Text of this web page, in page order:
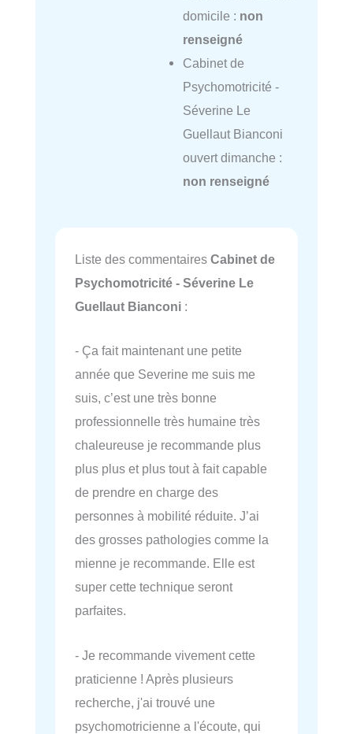
domicile : non
renseigné
Cabinet de
Psychomotricité -
Séverine Le
Guellaut Bianconi
ouvert dimanche :
non renseigné
Liste des commentaires Cabinet de
Psychomotricité - Séverine Le
Guellaut Bianconi :
- Ça fait maintenant une petite
année que Severine me suis me
suis, c’est une très bonne
professionnelle très humaine très
chaleureuse je recommande plus
plus plus et plus tout à fait capable
de prendre en charge des
personnes à mobilité réduite. J’ai
des grosses pathologies comme la
mienne je recommande. Elle est
super cette technique seront
parfaites.
- Je recommande vivement cette
praticienne ! Après plusieurs
recherche, j'ai trouvé une
psychomotricienne a l'écoute, qui